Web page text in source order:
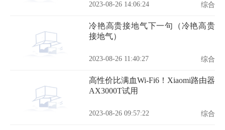
2023-08-26 14:06:24 综合
冷艳高贵接地气下一句（冷艳高贵
接地气）
2023-08-26 11:40:27 综合
高性价比满血Wi-Fi6！Xiaomi路由器
AX3000T试用
2023-08-26 09:57:22 综合